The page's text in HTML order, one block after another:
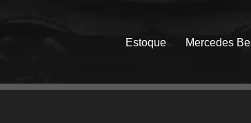
Estoque Mercedes